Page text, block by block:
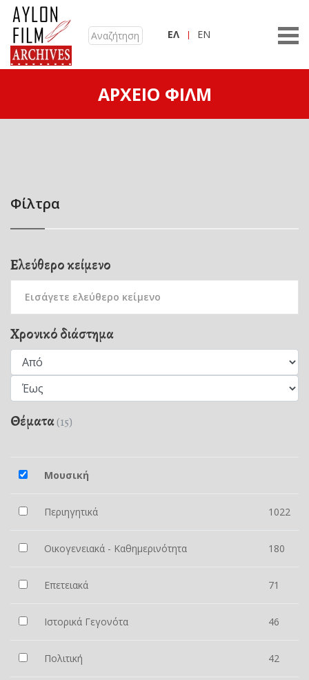
ΕΛ EN
ΑΡΧΕΊΟ ΦΙΛΜ
Φίλτρα
Ελεύθερο κείμενο
Χρονικό διάστημα
Θέματα(15)
Μουσική
Περιηγητικά 1022
Οικογενειακά - Καθημερινότητα 180
Επετειακά 71
Ιστορικά Γεγονότα 46
Πολιτική 42